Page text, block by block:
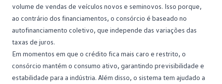
volume de vendas de veículos novos e seminovos. Isso porque,
ao contrário dos financiamentos, o consórcio é baseado no
autofinanciamento coletivo, que independe das variações das
taxas de juros.
Em momentos em que o crédito fica mais caro e restrito, o
consórcio mantém o consumo ativo, garantindo previsibilidade e
estabilidade para a indústria. Além disso, o sistema tem ajudado a